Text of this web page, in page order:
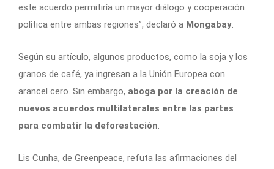
este acuerdo permitiría un mayor diálogo y cooperación
política entre ambas regiones”, declaró a Mongabay.
Según su artículo, algunos productos, como la soja y los
granos de café, ya ingresan a la Unión Europea con
arancel cero. Sin embargo, aboga por la creación de
nuevos acuerdos multilaterales entre las partes
para combatir la deforestación.
Lis Cunha, de Greenpeace, refuta las afirmaciones del